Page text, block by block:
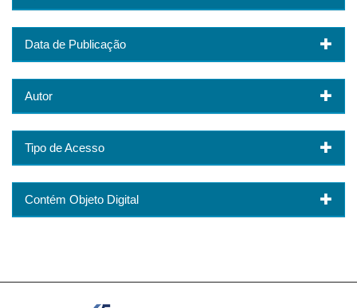
Data de Publicação
Autor
Tipo de Acesso
Contém Objeto Digital